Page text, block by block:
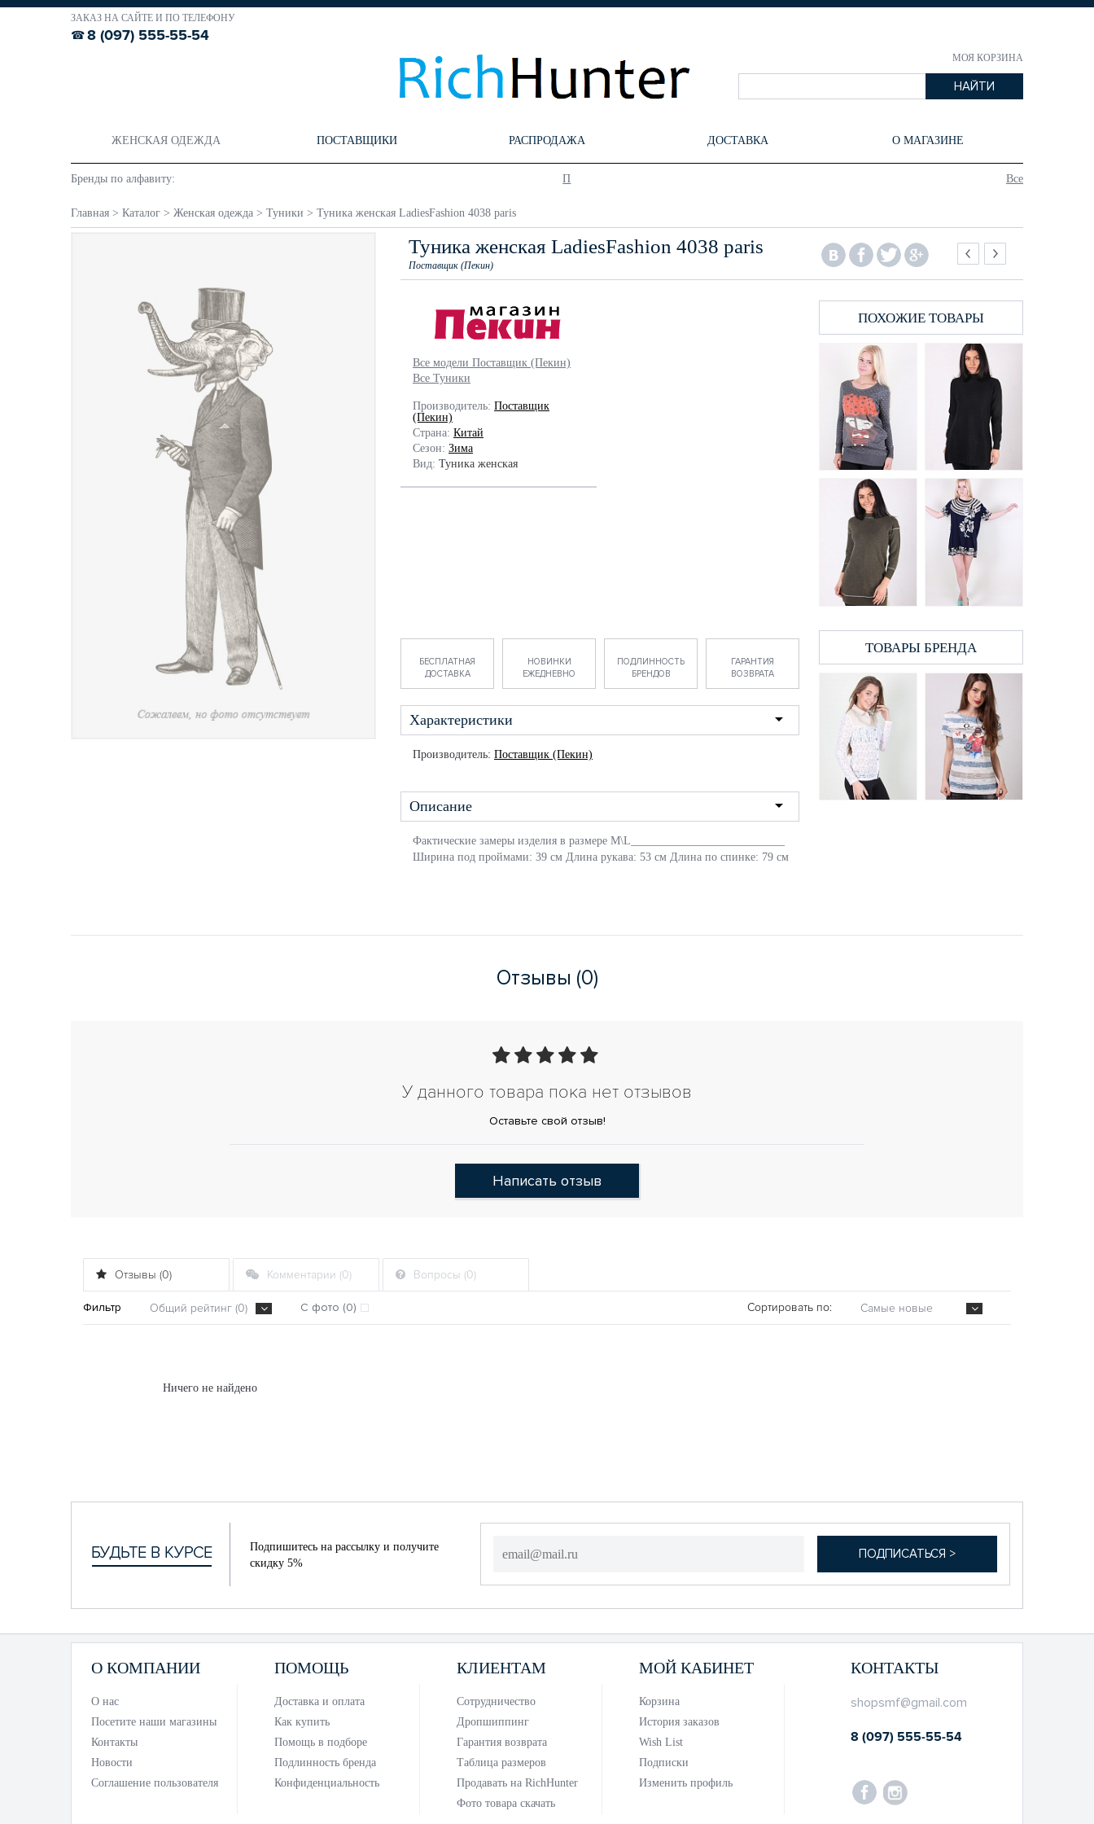
ЗАКАЗ НА САЙТЕ И ПО ТЕЛЕФОНУ
8 (097) 555-55-54
МОЯ КОРЗИНА
ЖЕНСКАЯ ОДЕЖДА ПОСТАВЩИКИ РАСПРОДАЖА ДОСТАВКА О МАГАЗИНЕ
Бренды по алфавиту: П Все
Главная > Каталог > Женская одежда > Туники > Туника женская LadiesFashion 4038 paris
Туника женская LadiesFashion 4038 paris
Поставщик (Пекин)
Все модели Поставщик (Пекин)
Все Туники
Производитель: Поставщик
(Пекин)
Страна: Китай
Сезон: Зима
Вид: Туника женская
БЕСПЛАТНАЯ
ДОСТАВКА
НОВИНКИ
ЕЖЕДНЕВНО
ПОДЛИННОСТЬ
БРЕНДОВ
ГАРАНТИЯ
ВОЗВРАТА
Характеристики
Производитель: Поставщик (Пекин)
Описание
Фактические замеры изделия в размере M\L___________________________
Ширина под проймами: 39 см Длина рукава: 53 см Длина по спинке: 79 см
ПОХОЖИЕ ТОВАРЫ
Туника женская High
Fasfion 13 с принтом
297 грн.
Туника женская
LadiesFashion 9716
468 грн.
Туника женская
LadiesFashion 9712
468 грн.
Туника женская
Carrokar 11 (8909)
трафарет
217 грн.
ТОВАРЫ БРЕНДА
Отзывы (0)
У данного товара пока нет отзывов
Оставьте свой отзыв!
Написать отзыв
Отзывы (0) Комментарии (0) Вопросы (0)
Фильтр Общий рейтинг (0) С фото (0) Сортировать по: Самые новые
Ничего не найдено
Подпишитесь на рассылку и получите
скидку 5%
О КОМПАНИИ
О нас
Посетите наши магазины
Контакты
Новости
Соглашение пользователя
ПОМОЩЬ
Доставка и оплата
Как купить
Помощь в подборе
Подлинность бренда
Конфиденциальность
КЛИЕНТАМ
Сотрудничество
Дропшиппинг
Гарантия возврата
Таблица размеров
Продавать на RichHunter
Фото товара скачать
МОЙ КАБИНЕТ
Корзина
История заказов
Wish List
Подписки
Изменить профиль
КОНТАКТЫ
shopsmf@gmail.com
8 (097) 555-55-54